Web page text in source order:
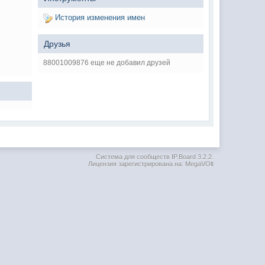
История изменения имен
Друзья
88001009876 еще не добавил друзей
Система для сообществ IP.Board 3.2.2.
Лицензия зарегистрирована на: MegaVOlt